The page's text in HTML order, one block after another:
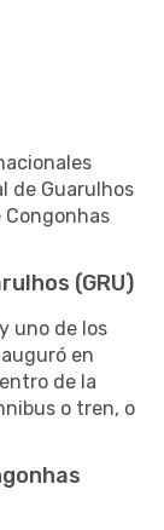
de Guarulhos
Congonhas
(GRU)
uno de los
en
de la
o tren, o